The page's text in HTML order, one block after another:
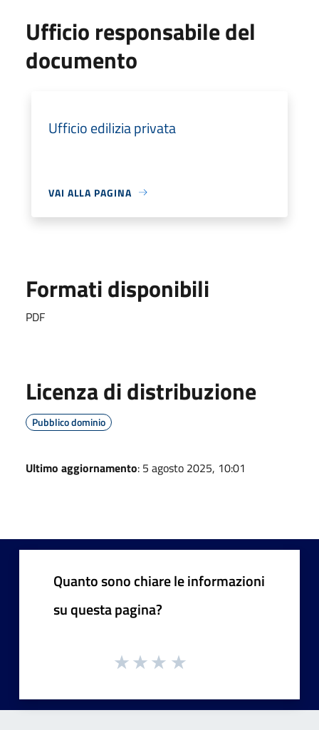
Ufficio responsabile del
documento
Ufficio edilizia privata
VAI ALLA PAGINA
Formati disponibili
PDF
Licenza di distribuzione
Pubblico dominio
Ultimo aggiornamento: 5 agosto 2025, 10:01
Quanto sono chiare le informazioni
su questa pagina?